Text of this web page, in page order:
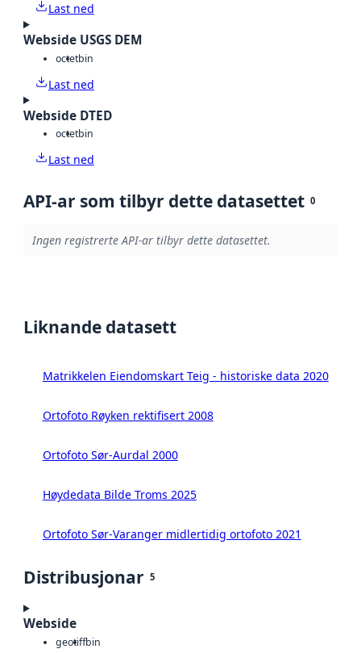
Last ned
Webside USGS DEM
octetbin
Last ned
Webside DTED
octetbin
Last ned
API-ar som tilbyr dette datasettet 0
Ingen registrerte API-ar tilbyr dette datasettet.
Liknande datasett
Matrikkelen Eiendomskart Teig - historiske data 2020
Ortofoto Røyken rektifisert 2008
Ortofoto Sør-Aurdal 2000
Høydedata Bilde Troms 2025
Ortofoto Sør-Varanger midlertidig ortofoto 2021
Distribusjonar 5
Webside
geotiffbin